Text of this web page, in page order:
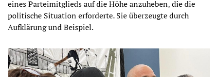
eines Parteimitglieds auf die Höhe anzuheben, die die
politische Situation erforderte. Sie überzeugte durch
Aufklärung und Beispiel.